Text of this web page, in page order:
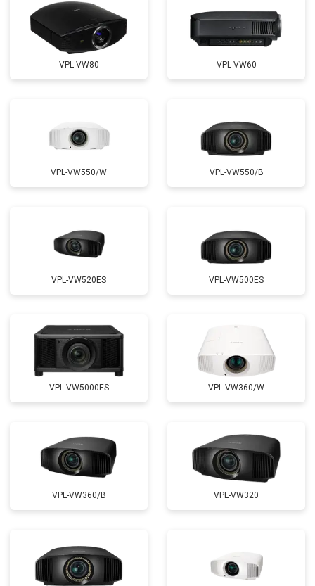
VPL-VW80 VPL-VW60
VPL-VW550/W VPL-VW550/B
VPL-VW520ES VPL-VW500ES
VPL-VW5000ES VPL-VW360/W
VPL-VW360/B VPL-VW320